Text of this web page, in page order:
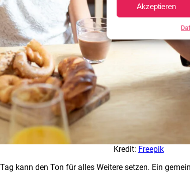
Akzeptieren
Kredit: Freepik
kann den Ton für alles Weitere setzen. Ein